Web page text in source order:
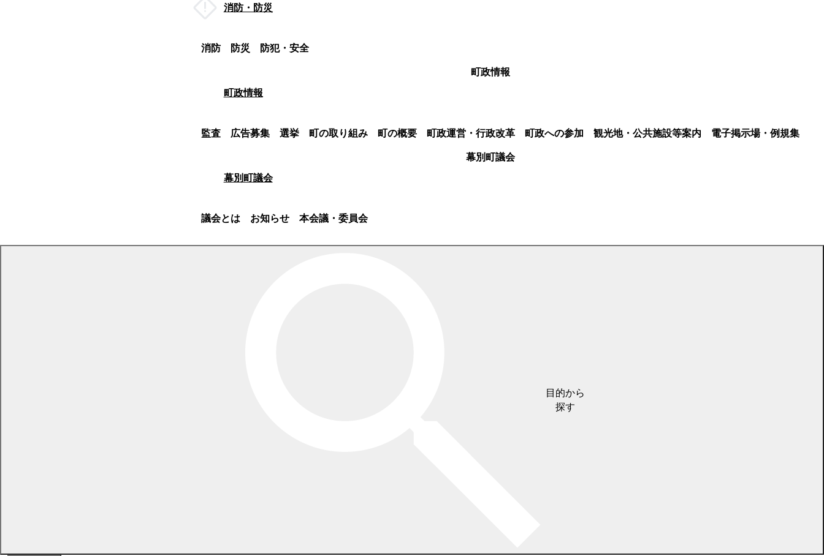
消防・防災
消防 防災
防犯・安全
町政情報
町政情報
監査 広告募集 選挙 町の取り組み 町の概要 町政運営・行政改革 町政への参加 観光地・公共施設等案内
電子掲示場・例規集
幕別町議会
幕別町議会
議会とは お知らせ 本会議・委員会
目的から
探す